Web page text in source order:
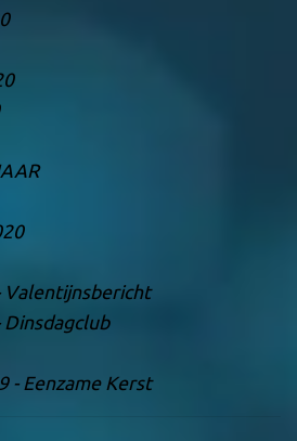
Valentijnsbericht
Dinsdagclub
- Eenzame Kerst